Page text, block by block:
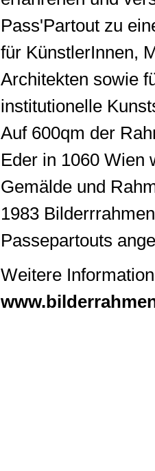
Pass'Partout zu
für KünstlerInnen,
Architekten sowie
institutionelle
Auf 600qm der
Eder in 1060 Wien
Gemälde und
1983
Passepartouts
Weitere